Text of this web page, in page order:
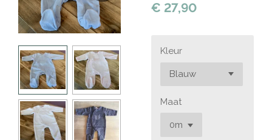
€ 27,90
Kleur
Maat